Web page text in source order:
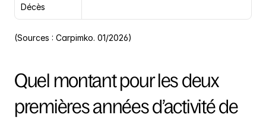
Décès
(Sources : Carpimko. 01/2026)
Quel montant pour les deux
premières années d’activité de